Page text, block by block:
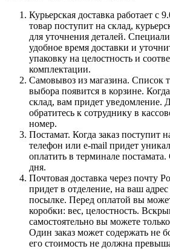
Курьерская доставка работает с
товар поступит на склад,
для уточнения деталей.
удобное время доставки и
упаковку на целостность и
комплектации.
Самовывоз из магазина. Список
выбора появится в корзине.
склад, вам придет уведомление.
обратитесь к сотруднику в
номер.
Постамат. Когда заказ поступит
телефон или e-mail придет
оплатить в терминале
дня.
Почтовая доставка через почту
придет в отделение, на ваш
посылке. Перед оплатой вы
коробки: вес, целостность.
самостоятельно вы можете
Один заказ может содержать не
его стоимость не должна